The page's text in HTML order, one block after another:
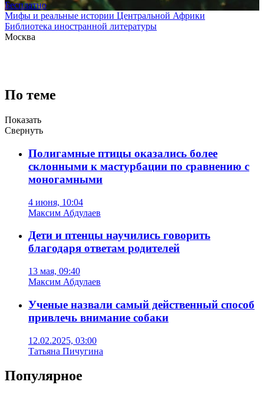
Бесплатно
Мифы и реальные истории Центральной Африки
Библиотека иностранной литературы
Москва
По теме
Показать
Свернуть
Полигамные птицы оказались более
склонными к мастурбации по сравнению с
моногамными
4 июня, 10:04
Максим Абдулаев
Дети и птенцы научились говорить
благодаря ответам родителей
13 мая, 09:40
Максим Абдулаев
Ученые назвали самый действенный способ
привлечь внимание собаки
12.02.2025, 03:00
Татьяна Пичугина
Популярное